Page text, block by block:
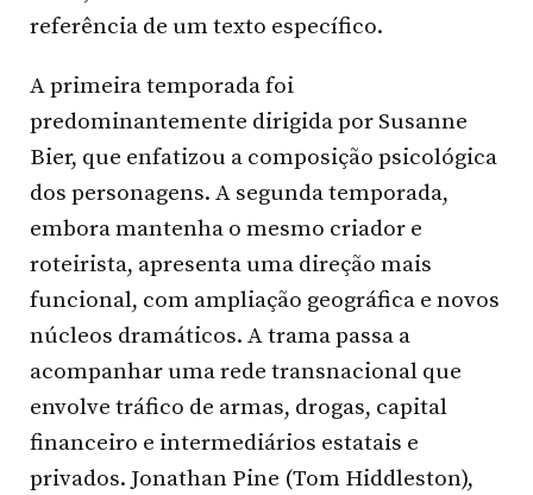
referência de um texto específico.
A primeira temporada foi
predominantemente dirigida por Susanne
Bier, que enfatizou a composição psicológica
dos personagens. A segunda temporada,
embora mantenha o mesmo criador e
roteirista, apresenta uma direção mais
funcional, com ampliação geográfica e novos
núcleos dramáticos. A trama passa a
acompanhar uma rede transnacional que
envolve tráfico de armas, drogas, capital
financeiro e intermediários estatais e
privados. Jonathan Pine (Tom Hiddleston),